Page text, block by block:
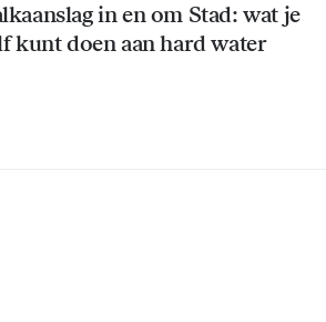
in en om Stad: wat je
kunt doen aan hard water